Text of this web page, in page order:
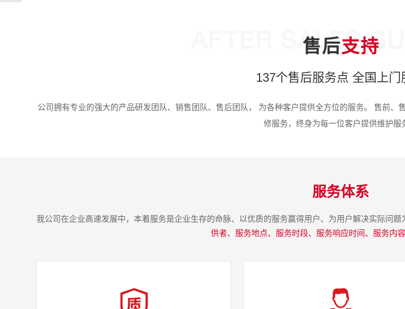
AFTER SALES
售后支持
137个售后服务点 全国上门
公司拥有专业的强大的产品研发团队、销售团队、售后团队， 为各种客户提供全方位的服务。 售前
修服务，终身为每一位客户提供维护服
服务体系
我公司在企业高速发展中，本着服务是企业生存的命脉、以优质的服务赢得用户、为用户解决实际问题
供者、服务地点、服务时段、服务响应时间、服务内容